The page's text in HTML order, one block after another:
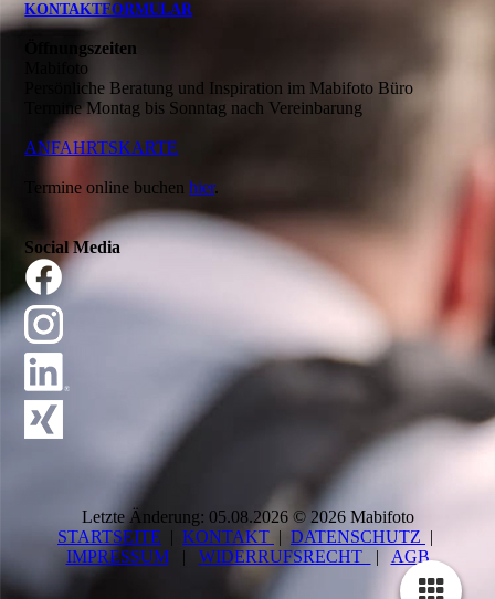
KONTAKTFORMULAR
Öffnungszeiten
Mabifoto
Persönliche Beratung und Inspiration im Mabifoto Büro
Termine Montag bis Sonntag nach Vereinbarung
ANFAHRTSKARTE
Termine online buchenhier.
Social Media
Letzte Änderung: 05.08.2026 © 2026 Mabifoto
STARTSEITE | KONTAKT | DATEN­SCHUTZ |
IMPRESSUM| WIDERRUFSRECHT | AGB